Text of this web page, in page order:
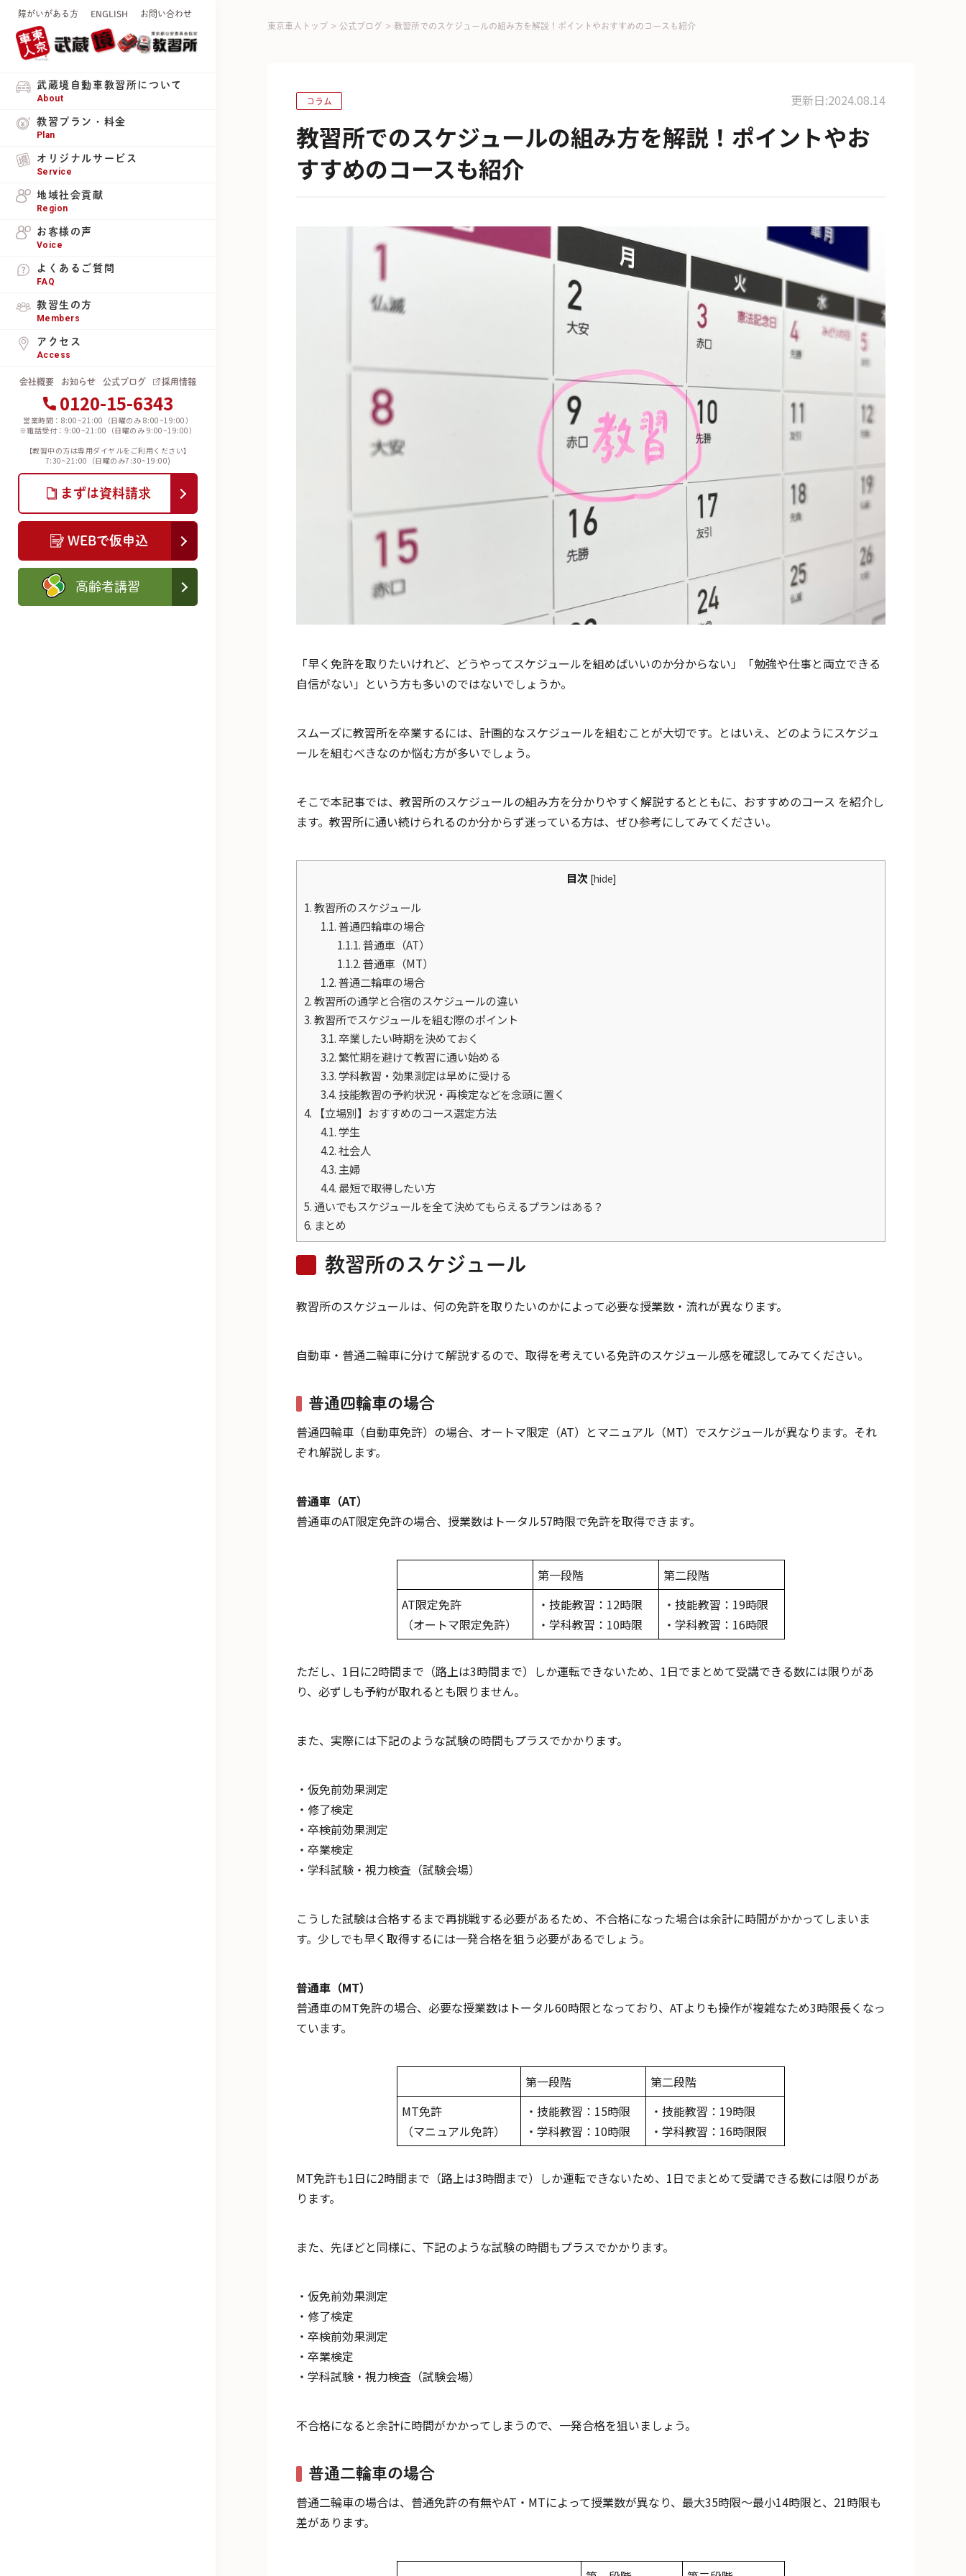
障がいがある方 ENGLISH お問い合わせ
武蔵境自動車教習所について
About
教習プラン・料金
Plan
オリジナルサービス
Service
地域社会貢献
Region
お客様の声
Voice
よくあるご質問
FAQ
教習生の方
Members
アクセス
Access
会社概要 お知らせ 公式ブログ 採用情報
0120-15-6343
営業時間：8:00~21:00（日曜のみ 8:00~19:00）
※電話受付：9:00~21:00（日曜のみ 9:00~19:00）
【教習中の方は専用ダイヤルをご利用ください】
7:30~21:00（日曜のみ7:30~19:00)
まずは資料請求
WEBで仮申込
高齢者講習
東京車人トップ > 公式ブログ > 教習所でのスケジュールの組み方を解説！ポイントやおすすめのコースも紹介
コラム 更新日:2024.08.14
教習所でのスケジュールの組み方を解説！ポイントやお
すすめのコースも紹介
「早く免許を取りたいけれど、どうやってスケジュールを組めばいいのか分からない」「勉強や仕事と両立できる
自信がない」という方も多いのではないでしょうか。
スムーズに教習所を卒業するには、計画的なスケジュールを組むことが大切です。とはいえ、どのようにスケジュ
ールを組むべきなのか悩む方が多いでしょう。
そこで本記事では、教習所のスケジュールの組み方を分かりやすく解説するとともに、おすすめのコース を紹介し
ます。教習所に通い続けられるのか分からず迷っている方は、ぜひ参考にしてみてください。
目次 [hide]
1.教習所のスケジュール
1.1.普通四輪車の場合
1.1.1.普通車（AT）
1.1.2.普通車（MT）
1.2.普通二輪車の場合
2.教習所の通学と合宿のスケジュールの違い
3.教習所でスケジュールを組む際のポイント
3.1.卒業したい時期を決めておく
3.2.繁忙期を避けて教習に通い始める
3.3.学科教習・効果測定は早めに受ける
3.4. 技能教習の予約状況・再検定などを念頭に置く
4. 【立場別】おすすめのコース選定方法
4.1.学生
4.2.社会人
4.3. 主婦
4.4. 最短で取得したい方
5.通いでもスケジュールを全て決めてもらえるプランはある？
6. まとめ
教習所のスケジュール
教習所のスケジュールは、何の免許を取りたいのかによって必要な授業数・流れが異なります。
自動車・普通二輪車に分けて解説するので、取得を考えている免許のスケジュール感を確認してみてください。
普通四輪車の場合
普通四輪車（自動車免許）の場合、オートマ限定（AT）とマニュアル（MT）でスケジュールが異なります。それ
ぞれ解説します。
普通車（AT）
普通車のAT限定免許の場合、授業数はトータル57時限で免許を取得できます。
第一段階
第二段階
AT限定免許
（オートマ限定免許）
・技能教習：12時限
・学科教習：10時限
・技能教習：19時限
・学科教習：16時限
ただし、1日に2時間まで（路上は3時間まで）しか運転できないため、1日でまとめて受講できる数には限りがあ
り、必ずしも予約が取れるとも限りません。
また、実際には下記のような試験の時間もプラスでかかります。
・仮免前効果測定
・修了検定
・卒検前効果測定
・卒業検定
・学科試験・視力検査（試験会場）
こうした試験は合格するまで再挑戦する必要があるため、不合格になった場合は余計に時間がかかってしまいま
す。少しでも早く取得するには一発合格を狙う必要があるでしょう。
普通車（MT）
普通車のMT免許の場合、必要な授業数はトータル60時限となっており、ATよりも操作が複雑なため3時限長くなっ
ています。
第一段階
第二段階
MT免許
（マニュアル免許）
・技能教習：15時限
・学科教習：10時限
・技能教習：19時限
・学科教習：16時限限
MT免許も1日に2時間まで（路上は3時間まで）しか運転できないため、1日でまとめて受講できる数には限りがあ
ります。
また、先ほどと同様に、下記のような試験の時間もプラスでかかります。
・仮免前効果測定
・修了検定
・卒検前効果測定
・卒業検定
・学科試験・視力検査（試験会場）
不合格になると余計に時間がかかってしまうので、一発合格を狙いましょう。
普通二輪車の場合
普通二輪車の場合は、普通免許の有無やAT・MTによって授業数が異なり、最大35時限～最小14時限と、21時限も
差があります。